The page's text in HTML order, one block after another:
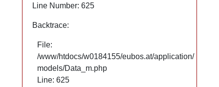
Line Number: 625
Backtrace:
File:
/www/htdocs/w0184155/eubos.at/application/
models/Data_m.php
Line: 625
Line Number: 625
Backtrace:
File:
/www/htdocs/w0184155/eubos.at/application/
models/Data_m.php
Line: 625